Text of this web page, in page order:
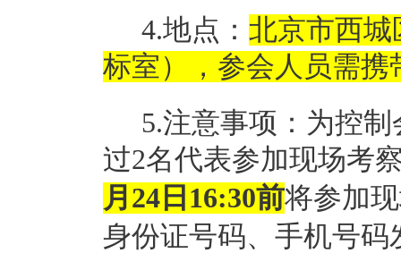
4.地点： 北京市西城
标室），参会人员需携
5.注意事项：为控
过2名代表参加现场考
月24日16:30前将参加
身份证号码、手机号码